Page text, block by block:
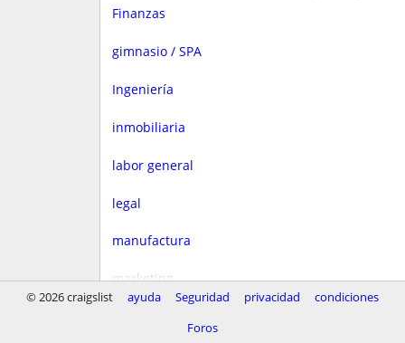
Finanzas
gimnasio / SPA
Ingeniería
inmobiliaria
labor general
legal
manufactura
marketing
© 2026 craigslist ayuda Seguridad privacidad
condiciones
Foros